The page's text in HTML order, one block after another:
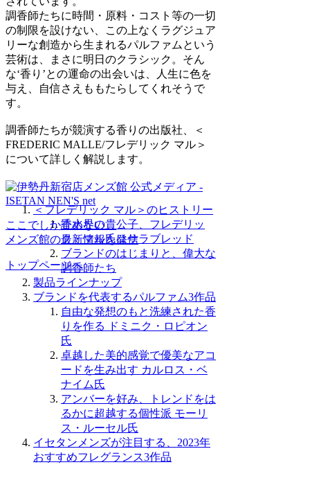
調香師たちに時間・原料・コスト等の一切
の制限を設けない、この上なくラグジュア
リーな創造から生まれるパルファムという
芸術は、まさに明日のクラシック。そん
な‘香り’との運命の出会いは、人生に色を
与え、自信さえももたらしてくれそうで
す。
調香師たちが競演する香りの出版社、＜
FREDERIC MALLE/フレデリック マル＞
について詳しく解説します。
＜フレデリック マル＞のヒストリー
香水界の貴公子、フレデリッ
ク・マル氏はサラブレッド
ブランドのはじまりと、偉大な
調香師たち
製品ラインナップ
ブランドを代表するパルファム3作品
自由な発想のもと洗練された香
りを作る ドミニク・ロピオン
氏
卓越した美的感覚で優美なアコ
ードを生み出す カルロス・ベ
ナイム氏
アンバーを好み、トレンドをは
るかに超越する個性派 モーリ
ス・ルーセル氏
イセタンメンズが注目する、2023年
おすすめフレグランス3作品
ここでしか読めない、
メンズ館の最新情報を発信
トップページへ